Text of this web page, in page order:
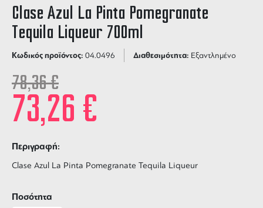
Clase Azul La Pinta Pomegranate
Tequila Liqueur 700ml
Κωδικός προϊόντος: 04.0496 Διαθεσιμότητα: Εξαντλημένο
78,36€
73,26€
Περιγραφή:
Clase Azul La Pinta Pomegranate Tequila Liqueur
Ποσότητα